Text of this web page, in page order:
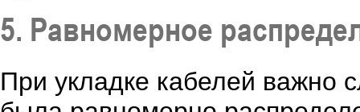
5. Равномерное
При укладке кабелей важно